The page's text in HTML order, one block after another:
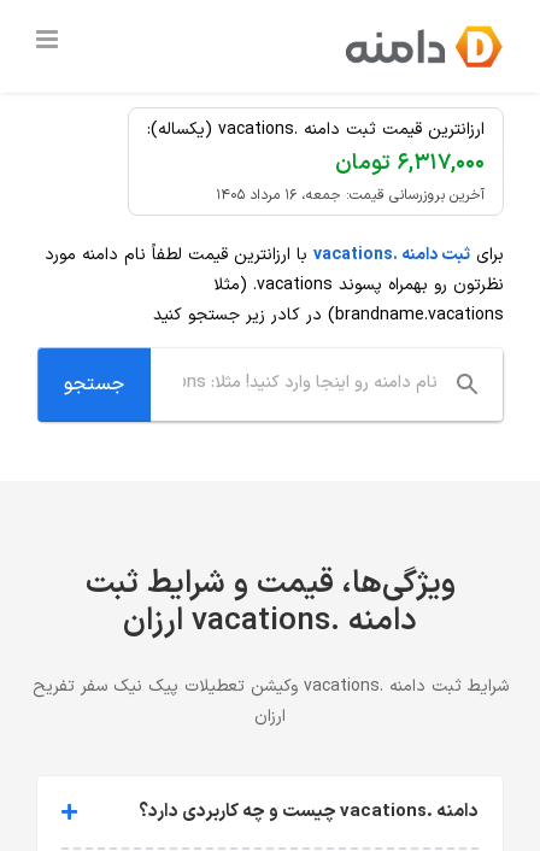
content
ثبت دامنه ارزان
ارزانترین قیمت ثبت دامنه .vacations (یکساله):
۶,۳۱۷,۰۰۰ تومان
آخرین بروزرسانی قیمت: جمعه، ۱۶ مرداد ۱۴۰۵
برای ثبت دامنه .vacations
با ارزانترین قیمت لطفاً نام دامنه مورد
نظرتون رو بهمراه پسوند .vacations (مثلا
brandname.vacations) در کادر زیر جستجو کنید
ویژگی‌ها، قیمت و شرایط ثبت
دامنه .vacations ارزان
شرایط ثبت دامنه .vacations وکیشن تعطیلات پیک نیک سفر تفریح
ارزان
دامنه .vacations چیست و چه کاربردی دارد؟